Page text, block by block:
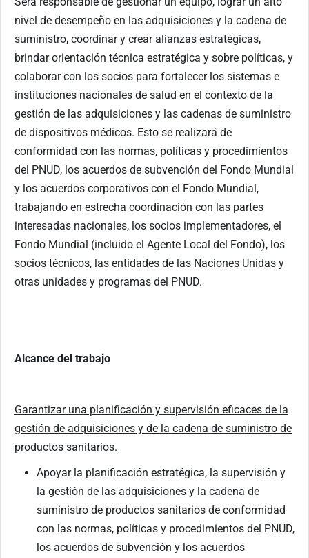
nivel de desempeño en las adquisiciones y la cadena de
suministro, coordinar y crear alianzas estratégicas,
brindar orientación técnica estratégica y sobre políticas, y
colaborar con los socios para fortalecer los sistemas e
instituciones nacionales de salud en el contexto de la
gestión de las adquisiciones y las cadenas de suministro
de dispositivos médicos. Esto se realizará de
conformidad con las normas, políticas y procedimientos
del PNUD, los acuerdos de subvención del Fondo Mundial
y los acuerdos corporativos con el Fondo Mundial,
trabajando en estrecha coordinación con las partes
interesadas nacionales, los socios implementadores, el
Fondo Mundial (incluido el Agente Local del Fondo), los
socios técnicos, las entidades de las Naciones Unidas y
otras unidades y programas del PNUD.
Alcance del trabajo
Garantizar una planificación y supervisión eficaces de la
gestión de adquisiciones y de la cadena de suministro de
productos sanitarios.
Apoyar la planificación estratégica, la supervisión y
la gestión de las adquisiciones y la cadena de
suministro de productos sanitarios de conformidad
con las normas, políticas y procedimientos del PNUD,
los acuerdos de subvención y los acuerdos